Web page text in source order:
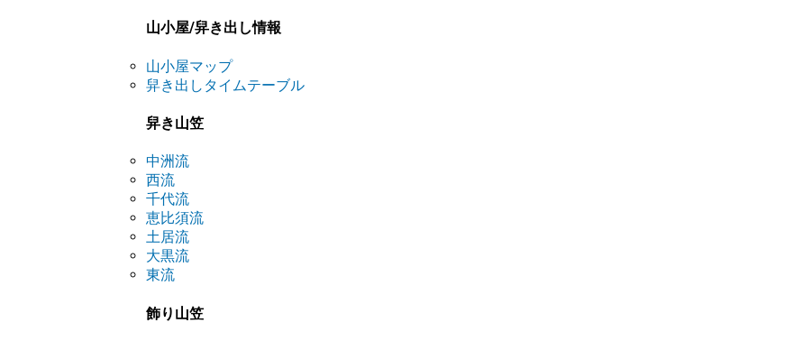
山小屋/舁き出し情報
山小屋マップ
舁き出しタイムテーブル
舁き山笠
中洲流
西流
千代流
恵比須流
土居流
大黒流
東流
飾り山笠